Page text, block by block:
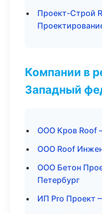
Проект-Строй
Компании в
Западный
ООО Кров Roof
ООО Roof
ООО Бетон
Петербург
ИП Pro Проект